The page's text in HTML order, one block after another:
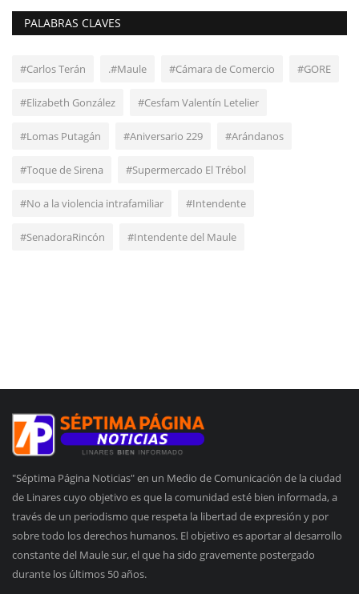
PALABRAS CLAVES
#Carlos Terán .#Maule #Cámara de Comercio #GORE
#Elizabeth González #Cesfam Valentín Letelier
#Lomas Putagán #Aniversario 229 #Arándanos
#Toque de Sirena #Supermercado El Trébol
#No a la violencia intrafamiliar #Intendente
#SenadoraRincón #Intendente del Maule
"Séptima Página Noticias" en un Medio de Comunicación de la ciudad
de Linares cuyo objetivo es que la comunidad esté bien informada, a
través de un periodismo que respeta la libertad de expresión y por
sobre todo los derechos humanos. El objetivo es aportar al desarrollo
constante del Maule sur, el que ha sido gravemente postergado
durante los últimos 50 años.